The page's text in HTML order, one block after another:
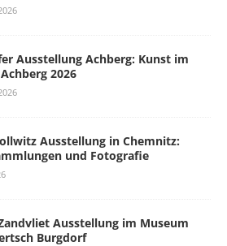
Ausstellung Achberg: Kunst im
2026
Ausstellung in Chemnitz:
und Fotografie
Ausstellung im Museum
Burgdorf